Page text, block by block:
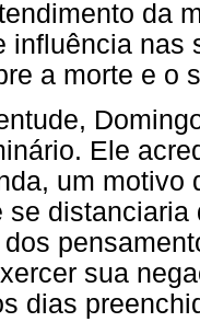
da
influência
a morte e o
Ele
um motivo
se
sua
dias